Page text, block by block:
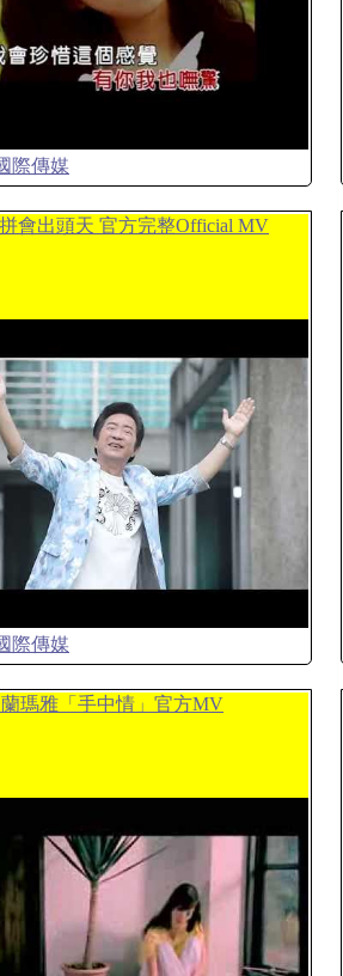
際傳媒
會出頭天 官方完整Official MV
際傳媒
瑪雅「手中情」官方MV